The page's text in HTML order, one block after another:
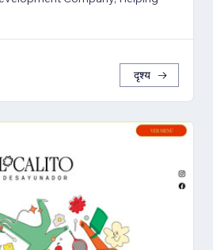
दृश्य